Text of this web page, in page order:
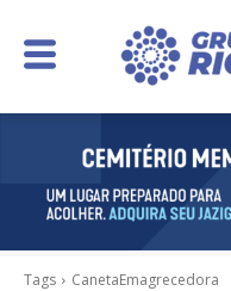
Tags CanetaEmagrecedora